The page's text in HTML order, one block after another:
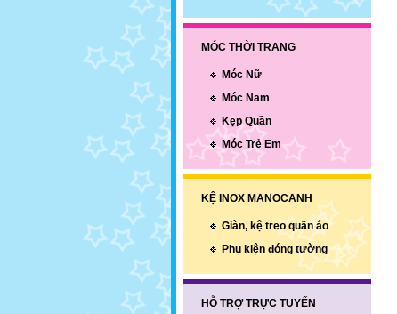
MÓC THỜI TRANG
Móc Nữ
Móc Nam
Kẹp Quần
Móc Trẻ Em
KỆ INOX MANOCANH
Giàn, kệ treo quần áo
Phụ kiện đóng tường
HỖ TRỢ TRỰC TUYẾN